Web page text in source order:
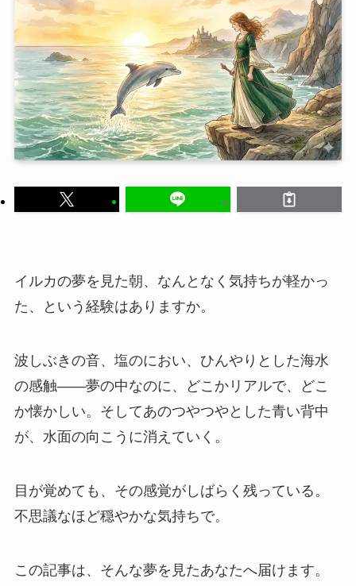
イルカの夢を見た朝、なんとなく気持ちが軽かっ
た、という経験はありますか。
波しぶきの音、塩のにおい、ひんやりとした海水
の感触——夢の中なのに、どこかリアルで、どこ
か懐かしい。そしてあのつやつやとした青い背中
が、水面の向こうに消えていく。
目が覚めても、その感覚がしばらく残っている。
不思議なほど穏やかな気持ちで。
この記事は、そんな夢を見たあなたへ届けます。